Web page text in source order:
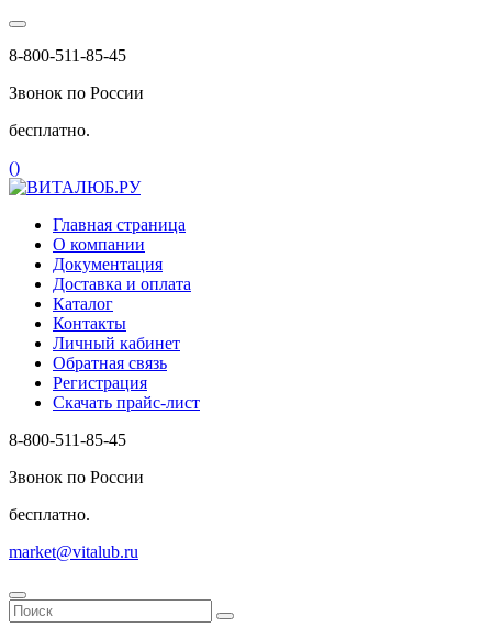
8-800-511-85-45
Звонок по России
бесплатно.
()
Главная страница
О компании
Документация
Доставка и оплата
Каталог
Контакты
Личный кабинет
Обратная связь
Регистрация
Скачать прайс-лист
8-800-511-85-45
Звонок по России
бесплатно.
market@vitalub.ru